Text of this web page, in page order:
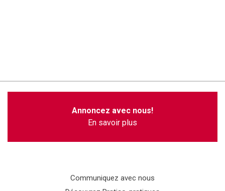
Annoncez avec nous!
En savoir plus
Communiquez avec nous